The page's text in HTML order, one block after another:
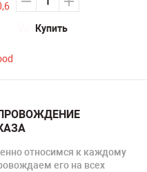
Купить
относимся к каждому
его на всех